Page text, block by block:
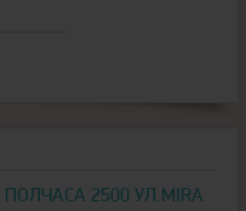
ПОЛЧАСА 2500 УЛ.MIRA